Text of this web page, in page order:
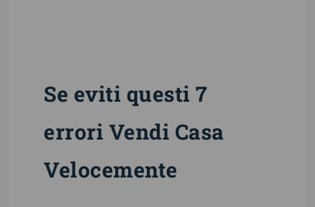
Se eviti questi 7
errori Vendi Casa
Velocemente